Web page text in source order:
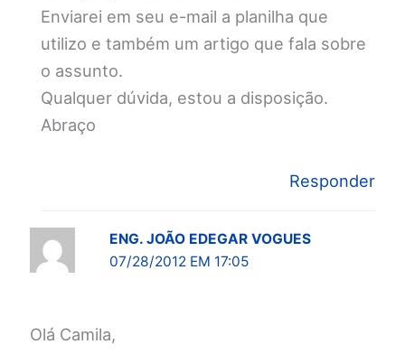
Enviarei em seu e-mail a planilha que
utilizo e também um artigo que fala sobre
o assunto.
Qualquer dúvida, estou a disposição.
Abraço
Responder
ENG. JOÃO EDEGAR VOGUES
07/28/2012 EM 17:05
Olá Camila,